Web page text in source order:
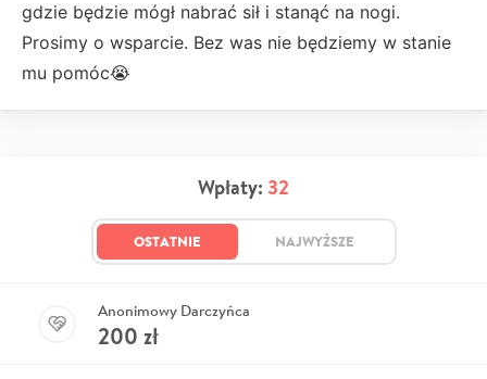
gdzie będzie mógł nabrać sił i stanąć na nogi.
Prosimy o wsparcie. Bez was nie będziemy w stanie
mu pomóc😭
Wpłaty: 32
OSTATNIE NAJWYŻSZE
Anonimowy Darczyńca
200 zł